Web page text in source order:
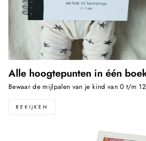
Alle hoogtepunten in één
Bewaar de mijlpalen van je kind van 0 t/m
BEKIJKEN